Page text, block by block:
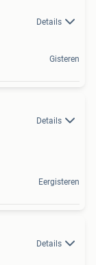
Details
Gisteren
Details
Eergisteren
Details